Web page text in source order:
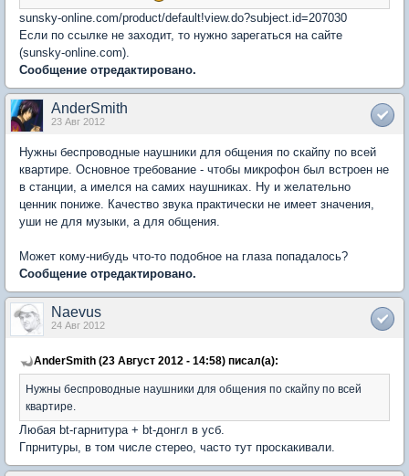
sunsky-online.com/product/default!view.do?subject.id=207030
Если по ссылке не заходит, то нужно зарегаться на сайте
(sunsky-online.com).
Сообщение отредактировано.
AnderSmith
23 Авг 2012
Нужны беспроводные наушники для общения по скайпу по всей
квартире. Основное требование - чтобы микрофон был встроен не
в станции, а имелся на самих наушниках. Ну и желательно
ценник пониже. Качество звука практически не имеет значения,
уши не для музыки, а для общения.
Может кому-нибудь что-то подобное на глаза попадалось?
Сообщение отредактировано.
Naevus
24 Авг 2012
AnderSmith (23 Август 2012 - 14:58) писал(а):
Нужны беспроводные наушники для общения по скайпу по всей
квартире.
Любая bt-гарнитура + bt-донгл в усб.
Гпрнитуры, в том числе стерео, часто тут проскакивали.